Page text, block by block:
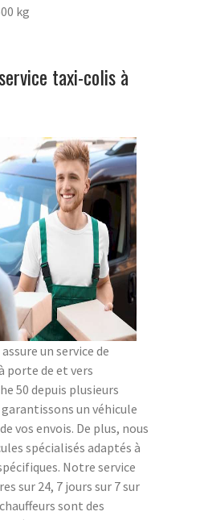
kg
taxi-colis à
assure un service de
porte de et vers
50 depuis plusieurs
garantissons un véhicule
vos envois. De plus, nous
spécialisés adaptés à
Notre service
sur 24, 7 jours sur 7 sur
sont des